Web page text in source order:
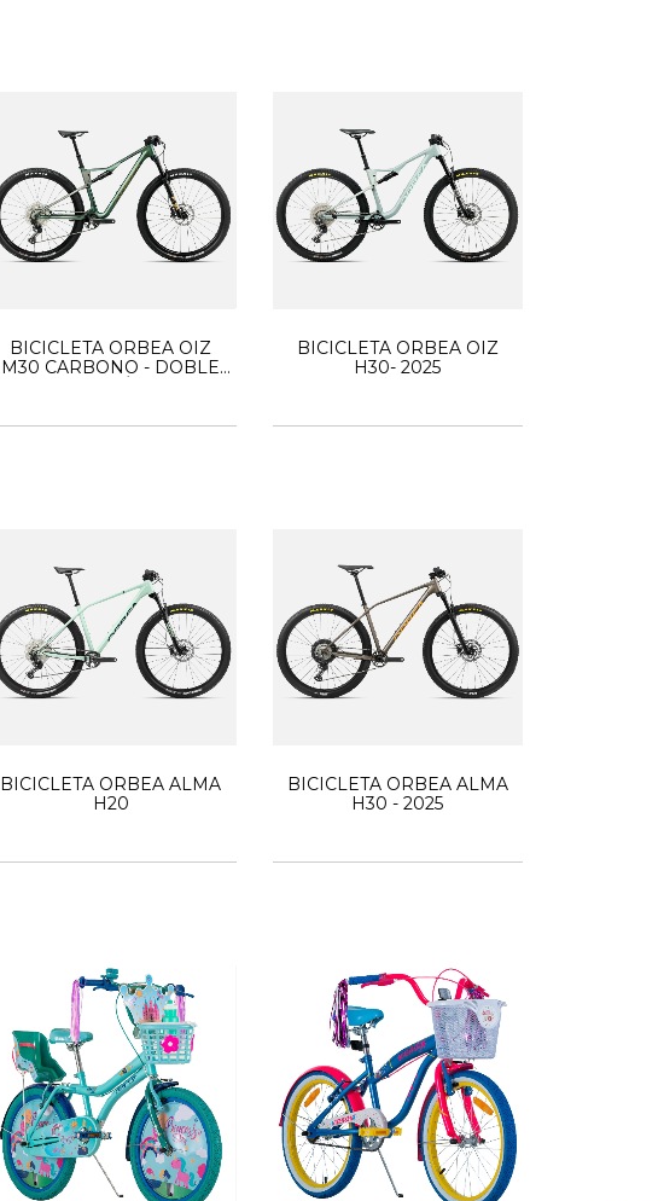
BICICLETA ORBEA OIZ
M30 CARBONO - DOBLE
BICICLETA ORBEA OIZ
H30- 2025
BICICLETA ORBEA ALMA
H20
BICICLETA ORBEA ALMA
H30 - 2025